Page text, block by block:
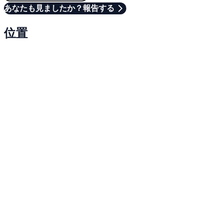
あなたも見ましたか？報告する
位置